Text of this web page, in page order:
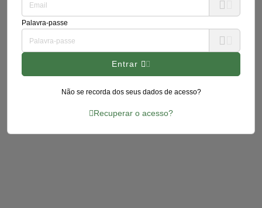
Palavra-passe
Entrar
Não se recorda dos seus dados de acesso?
Recuperar o acesso?